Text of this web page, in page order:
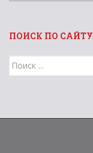
ПОИСК ПО САЙТУ
Поиск
для: